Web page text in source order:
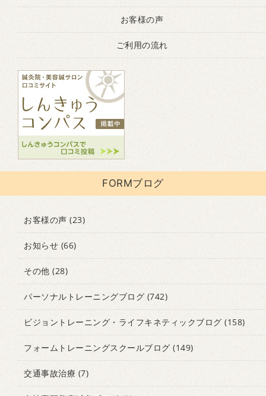
お客様の声
ご利用の流れ
FORMブログ
お客様の声 (23)
お知らせ (66)
その他 (28)
パーソナルトレーニングブログ(742)
ビジョントレーニング・ライフキネティックブログ (158)
フォームトレーニングスクールブログ (149)
交通事故治療 (7)